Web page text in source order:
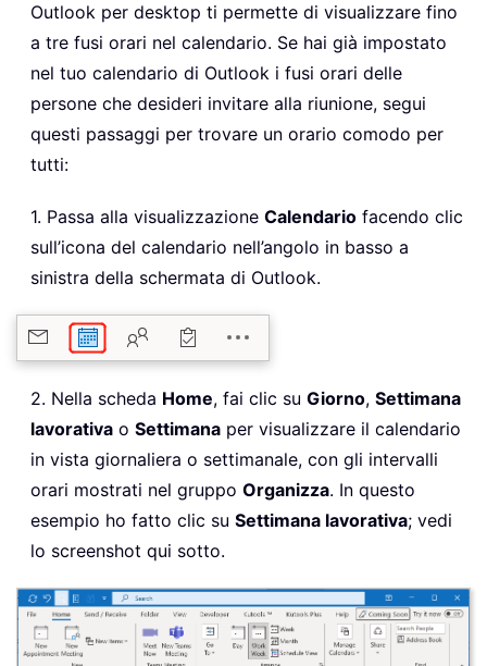
Outlook per desktop ti permette di visualizzare fino
a tre fusi orari nel calendario. Se hai già impostato
nel tuo calendario di Outlook i fusi orari delle
persone che desideri invitare alla riunione, segui
questi passaggi per trovare un orario comodo per
tutti:
1. Passa alla visualizzazione Calendario facendo clic
sull’icona del calendario nell’angolo in basso a
sinistra della schermata di Outlook.
2. Nella scheda Home, fai clic su Giorno, Settimana
lavorativa o Settimana per visualizzare il calendario
in vista giornaliera o settimanale, con gli intervalli
orari mostrati nel gruppo Organizza. In questo
esempio ho fatto clic su Settimana lavorativa; vedi
lo screenshot qui sotto.